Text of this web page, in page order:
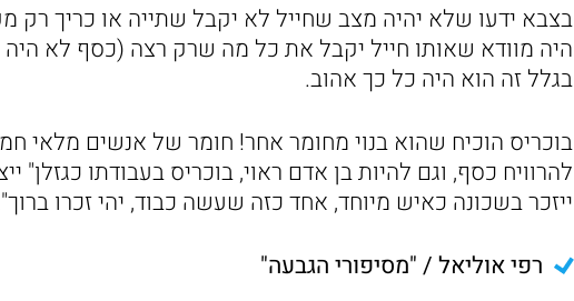
בצבא ידעו שלא יהיה מצב שחייל לא יקבל שתייה או כריך רק
היה מוודא שאותו חייל יקבל את כל מה שרק רצה (כסף לא היה
בגלל זה הוא היה כל כך אהוב.
בוכריס הוכיח שהוא בנוי מחומר אחר! חומר של אנשים מלאי
להרוויח כסף, וגם להיות בן אדם ראוי, בוכריס בעבודתו כגזלן"
ייזכר בשכונה כאיש מיוחד, אחד כזה שעשה כבוד, יהי זכרו
רפי אוליאל / "מסיפורי הגבעה"